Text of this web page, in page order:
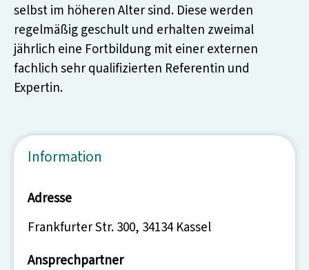
selbst im höheren Alter sind. Diese werden
regelmäßig geschult und erhalten zweimal
jährlich eine Fortbildung mit einer externen
fachlich sehr qualifizierten Referentin und
Expertin.
Information
Adresse
Frankfurter Str. 300, 34134 Kassel
Ansprechpartner